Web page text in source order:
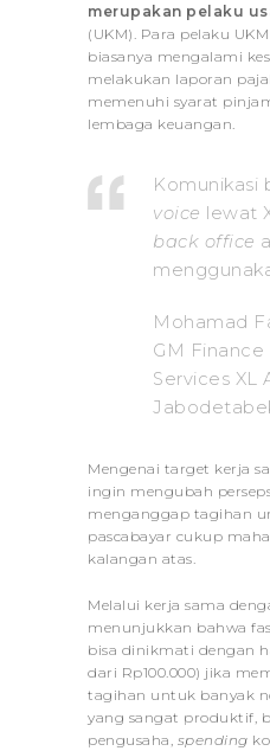
merupakan pelaku
(UKM). Para pelaku
biasanya mengalami
melakukan laporan
memenuhi syarat
lembaga keuangan.
Komunikasi
voice lewat
back office
Mohamad
GM
Services XL
Mengenai target kerja
ingin mengubah
menganggap tagihan
pascabayar cukup
kalangan atas.
Melalui kerja sama
menunjukkan bahwa
bisa dinikmati dengan
dari Rp100.000) jika
tagihan untuk banyak
yang sangat produktif,
pengusaha, spending